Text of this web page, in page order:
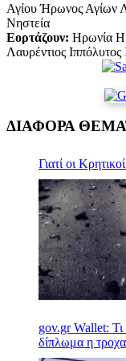
Αγίου Ήρωνος Αγίων
Νηστεία
Εορτάζουν: Ηρωνία
Λαυρέντιος Ιππόλυτος
ΔΙΑΦΟΡΑ
Γιατί οι
gov.gr Wallet: Τι
δίπλωμα η